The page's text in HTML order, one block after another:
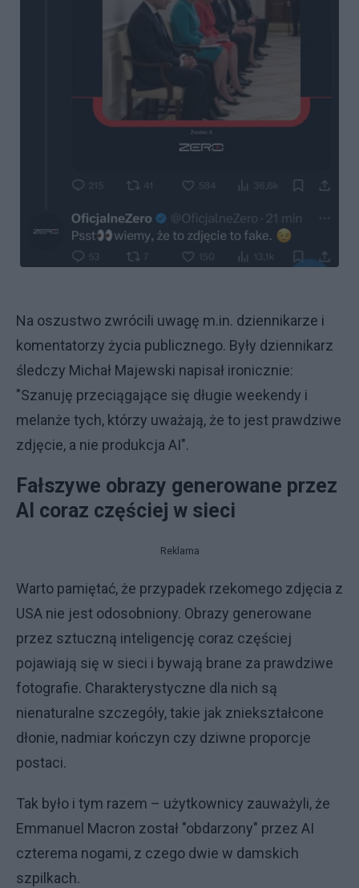
Na oszustwo zwrócili uwagę m.in. dziennikarze i
komentatorzy życia publicznego. Były dziennikarz
śledczy Michał Majewski napisał ironicznie:
"Szanuję przeciągające się długie weekendy i
melanże tych, którzy uważają, że to jest prawdziwe
zdjęcie, a nie produkcja AI".
Fałszywe obrazy generowane przez
AI coraz częściej w sieci
Reklama
Warto pamiętać, że przypadek rzekomego zdjęcia z
USA nie jest odosobniony. Obrazy generowane
przez sztuczną inteligencję coraz częściej
pojawiają się w sieci i bywają brane za prawdziwe
fotografie. Charakterystyczne dla nich są
nienaturalne szczegóły, takie jak zniekształcone
dłonie, nadmiar kończyn czy dziwne proporcje
postaci.
Tak było i tym razem – użytkownicy zauważyli, że
Emmanuel Macron został "obdarzony" przez AI
czterema nogami, z czego dwie w damskich
szpilkach.